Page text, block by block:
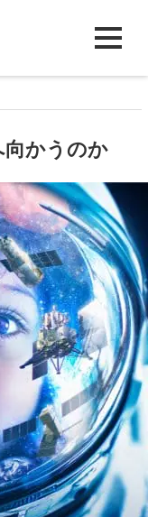
向かうのか